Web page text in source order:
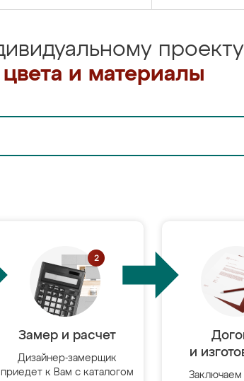
и материалы
Замер и расчет
Дизайнер-замерщик
приедет к Вам с каталогом
и
Заключаем